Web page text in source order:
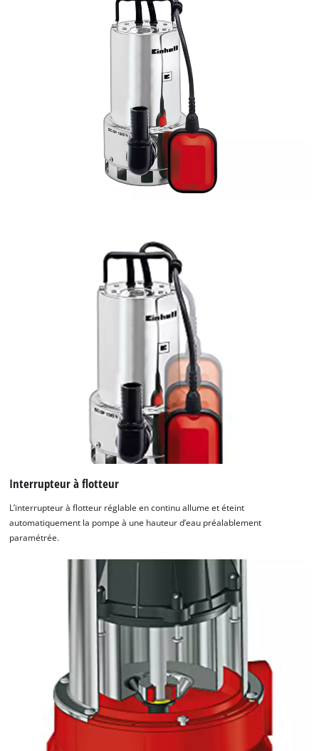
Interrupteur à flotteur
L’interrupteur à flotteur réglable en continu allume et éteint
automatiquement la pompe à une hauteur d’eau préalablement
paramétrée.